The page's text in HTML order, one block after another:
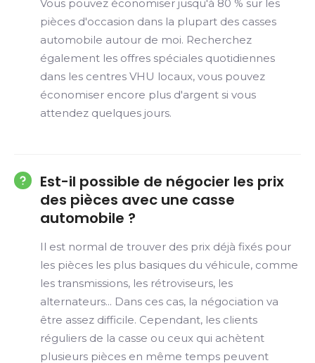
Vous pouvez économiser jusqu'à 80 % sur les
pièces d'occasion dans la plupart des casses
automobile autour de moi. Recherchez
également les offres spéciales quotidiennes
dans les centres VHU locaux, vous pouvez
économiser encore plus d'argent si vous
attendez quelques jours.
Est-il possible de négocier les prix
des pièces avec une casse
automobile ?
Il est normal de trouver des prix déjà fixés pour
les pièces les plus basiques du véhicule, comme
les transmissions, les rétroviseurs, les
alternateurs... Dans ces cas, la négociation va
être assez difficile. Cependant, les clients
réguliers de la casse ou ceux qui achètent
plusieurs pièces en même temps peuvent